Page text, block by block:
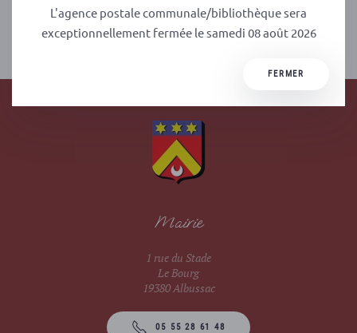
PRÉCÉDENT SUIVANT
Mairie
1 rue du Stade
Le Bourg
19380 Albussac
05 55 28 61 48
L'agence postale communale/bibliothèque sera
exceptionnellement fermée le samedi 08 août 2026
FERMER